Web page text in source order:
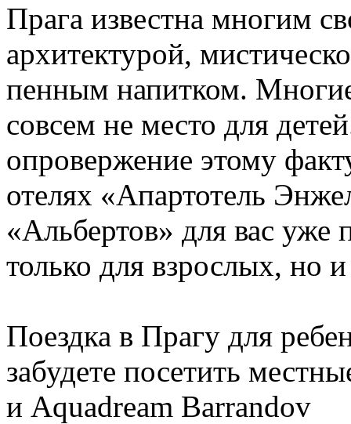
Прага известна многим
архитектурой,
пенным напитком.
совсем не место для
опровержение этому
отелях «Апартотель
«Альбертов» для вас уже
только для взрослых, но
Поездка в Прагу для
забудете посетить
и Aquadream Barrandov